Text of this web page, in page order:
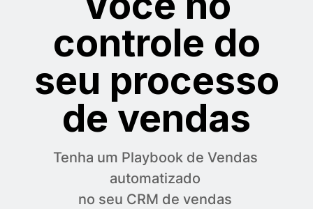
Seja
Material
controle do
seu processo
de vendas
Tenha um Playbook de Vendas
automatizado
no seu CRM de vendas